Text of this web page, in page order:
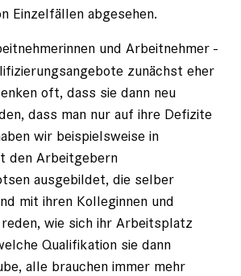
Einzelfällen abgesehen.
und Arbeitnehmer
zunächst eher
oft, dass sie dann neu
dass man nur auf ihre Defizite
wir beispielsweise in
den ­Arbeitgebern
ausgebildet, die ­selber
mit ihren Kolleginnen und
wie sich ihr Arbeitsplatz
Qualifikation sie dann
alle brauchen immer mehr